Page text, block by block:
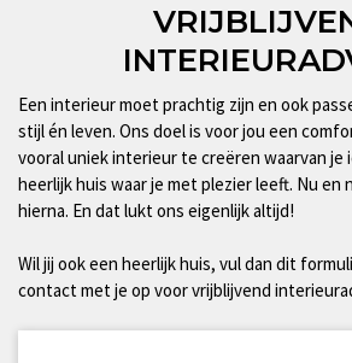
Een interieur moet prachtig zijn en ook
stijl én leven. Ons doel is voor jou een
vooral uniek interieur te creëren waarvan je
heerlijk huis waar je met plezier leeft. Nu en
hierna. En dat lukt ons eigenlijk altijd!
Wil jij ook een heerlijk huis, vul dan dit
contact met je op voor vrijblijvend